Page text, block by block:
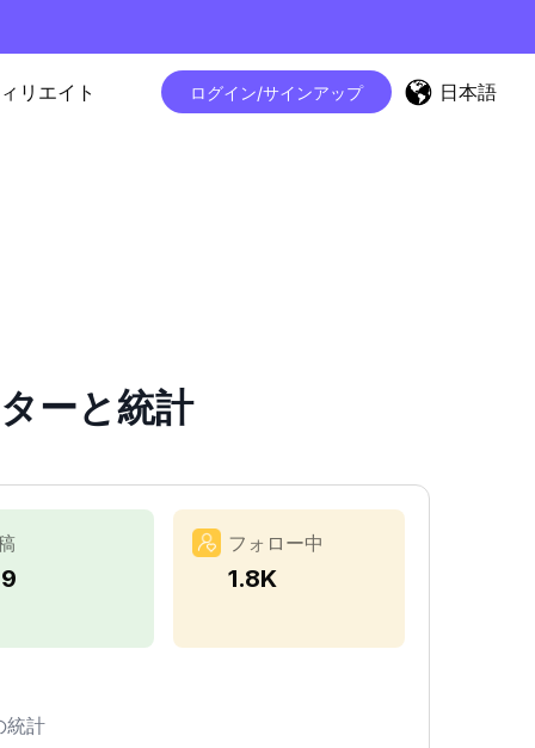
リエイト ログイン/サインアップ 日本語
ーと統計
フォロー中
1.8K
統計